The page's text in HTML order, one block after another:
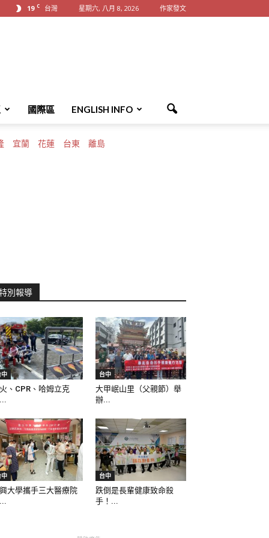
19 C 台灣 星期六, 八月 8, 2026 作家發文
國際區 ENGLISH INFO
宜蘭 花蓮 台東 離島
別報導
中
、CPR、哈姆立克
台中
大甲岷山里（父親節）舉
辦...
中
大學攜手三大醫療院
台中
跌倒是長輩健康致命殺
手！...